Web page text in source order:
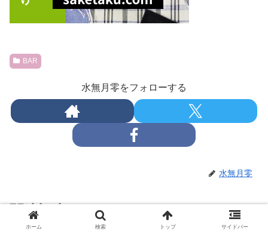
BAR
水無月零をフォローする
水無月零
関連記事
ホーム 検索 トップ サイドバー